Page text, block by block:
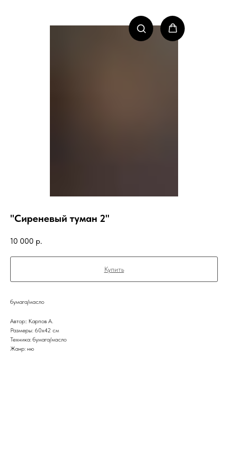
"Сиреневый туман 2"
10 000 р.
Купить
бумага/масло
Автор:: Карпов А.
Размеры: 60х42 см
Техника: бумага/масло
Жанр: ню